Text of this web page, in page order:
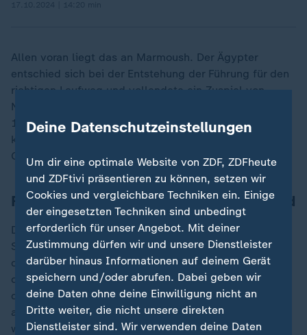
Allen voran liegt das an Marmoush. Der Ägypter
entschied sich bei der Entstehung der Führung für den
richtigen Laufweg und vollendete ein Zuspiel von
Nathaniel Brown. Selbstbewusst probierte es der nun
13-fache Torschütze nach einer halben Stunde
kunstvoll, verfehlte bei diesem Versuch aber das
Gehäuse.
FCH gerät zum achten Mal in Rückstand
Die Heidenheimer, die zum achten Mal in dieser
Spielzeit ins Hintertreffen gerieten, waren vorrangig
darum bemüht, kompakt zu stehen und aggressiv
dagegenzuhalten. Erst kurz vor der Pause erhöhten sie
das Risiko etwas, fanden aber keine Lücke. Nach den
anstrengenden Aufgaben auf europäischer Bühne
wechselten beide Trainer in der Pause. Toppmöller
Deine Datenschutzeinstellungen
Um dir eine optimale Website von ZDF, ZDFheute
und ZDFtivi präsentieren zu können, setzen wir
Cookies und vergleichbare Techniken ein. Einige
der eingesetzten Techniken sind unbedingt
erforderlich für unser Angebot. Mit deiner
Zustimmung dürfen wir und unsere Dienstleister
darüber hinaus Informationen auf deinem Gerät
speichern und/oder abrufen. Dabei geben wir
deine Daten ohne deine Einwilligung nicht an
Dritte weiter, die nicht unsere direkten
Dienstleister sind. Wir verwenden deine Daten